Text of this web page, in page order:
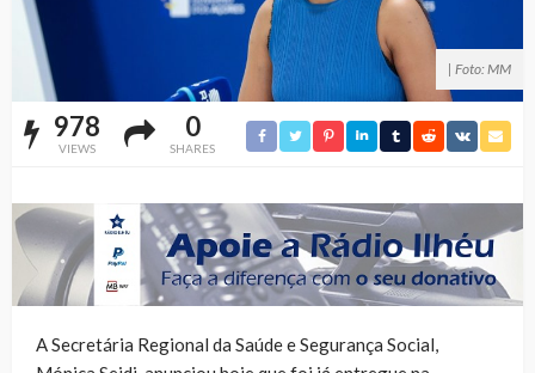
| Foto: MM
978
VIEWS
0
SHARES
A Secretária Regional da Saúde e Segurança Social,